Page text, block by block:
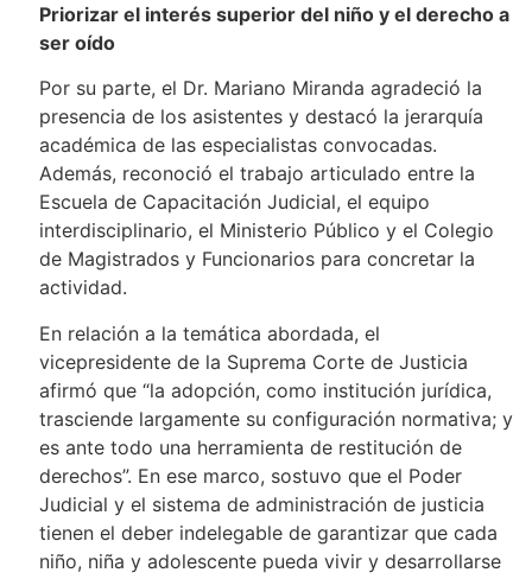
Priorizar el interés superior del niño y el derecho a
ser oído
Por su parte, el Dr. Mariano Miranda agradeció la
presencia de los asistentes y destacó la jerarquía
académica de las especialistas convocadas.
Además, reconoció el trabajo articulado entre la
Escuela de Capacitación Judicial, el equipo
interdisciplinario, el Ministerio Público y el Colegio
de Magistrados y Funcionarios para concretar la
actividad.
En relación a la temática abordada, el
vicepresidente de la Suprema Corte de Justicia
afirmó que “la adopción, como institución jurídica,
trasciende largamente su configuración normativa; y
es ante todo una herramienta de restitución de
derechos”. En ese marco, sostuvo que el Poder
Judicial y el sistema de administración de justicia
tienen el deber indelegable de garantizar que cada
niño, niña y adolescente pueda vivir y desarrollarse